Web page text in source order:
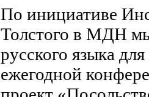
По инициативе
Толстого в МДН
русского языка
ежегодной